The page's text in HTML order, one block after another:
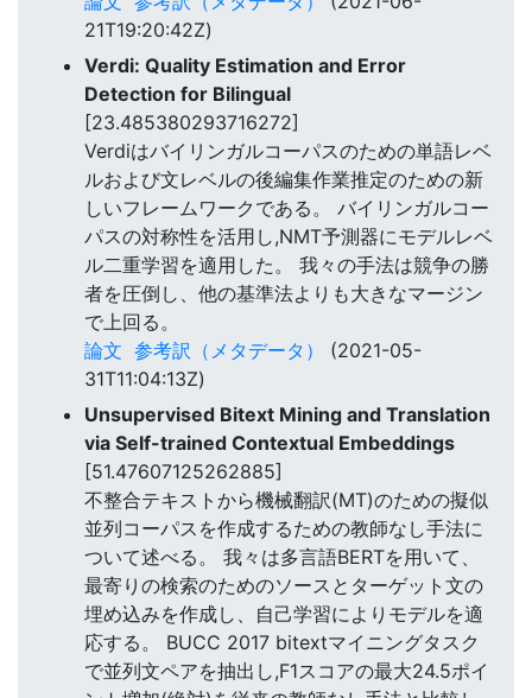
21T19:20:42Z)
Verdi: Quality Estimation and Error
Detection for Bilingual
[23.485380293716272]
Verdiはバイリンガルコーパスのための単語レベ
ルおよび文レベルの後編集作業推定のための新
しいフレームワークである。 バイリンガルコー
パスの対称性を活用し,NMT予測器にモデルレベ
ル二重学習を適用した。 我々の手法は競争の勝
者を圧倒し、他の基準法よりも大きなマージン
で上回る。
論文 参考訳（メタデータ）
(2021-05-
31T11:04:13Z)
Unsupervised Bitext Mining and Translation
via Self-trained Contextual Embeddings
[51.47607125262885]
不整合テキストから機械翻訳(MT)のための擬似
並列コーパスを作成するための教師なし手法に
ついて述べる。 我々は多言語BERTを用いて、
最寄りの検索のためのソースとターゲット文の
埋め込みを作成し、自己学習によりモデルを適
応する。 BUCC 2017 bitextマイニングタスク
で並列文ペアを抽出し,F1スコアの最大24.5ポイ